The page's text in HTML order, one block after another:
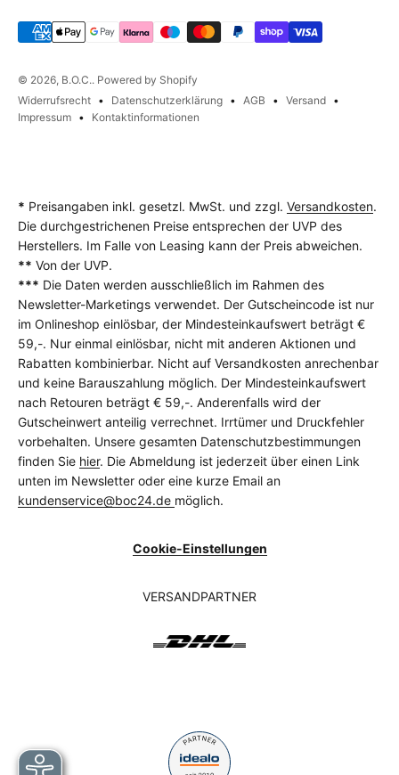
© 2026, B.O.C.. Powered by Shopify
Widerrufsrecht
Datenschutzerklärung AGB
Versand
Impressum
Kontaktinformationen
* Preisangaben inkl. gesetzl. MwSt. und zzgl. Versandkosten.
Die durchgestrichenen Preise entsprechen der UVP des
Herstellers. Im Falle von Leasing kann der Preis abweichen.
** Von der UVP.
*** Die Daten werden ausschließlich im Rahmen des
Newsletter-Marketings verwendet. Der Gutscheincode ist nur
im Onlineshop einlösbar, der Mindesteinkaufswert beträgt €
59,-. Nur einmal einlösbar, nicht mit anderen Aktionen und
Rabatten kombinierbar. Nicht auf Versandkosten anrechenbar
und keine Barauszahlung möglich. Der Mindesteinkaufswert
nach Retouren beträgt € 59,-. Anderenfalls wird der
Gutscheinwert anteilig verrechnet. Irrtümer und Druckfehler
vorbehalten. Unsere gesamten Datenschutzbestimmungen
finden Sie hier. Die Abmeldung ist jederzeit über einen Link
unten im Newsletter oder eine kurze Email an
kundenservice@boc24.de möglich.
Cookie-Einstellungen
VERSANDPARTNER